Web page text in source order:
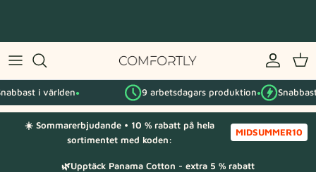
innehåll
Efter IKEA-serie
Efter kategori
Tygprover
i världen● 9 arbetsdagars produktion● Snabbast i
☀️ Sommarerbjudande • 10 % rabatt på hela
sortimentet med koden:
MIDSUMMER10
🌿Upptäck Panama Cotton - extra 5 % rabatt